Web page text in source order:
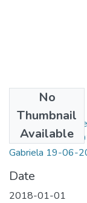
No
Thumbnail
Available
Ana Gabriela
Gabriela 19-06-
Date
2018-01-01